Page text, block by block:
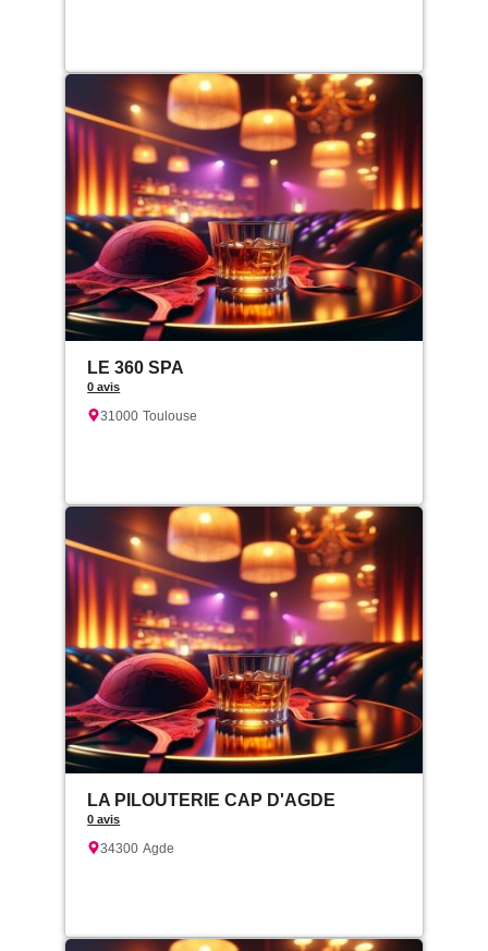
LE 360 SPA
0 avis
31000 Toulouse
LA PILOUTERIE CAP D'AGDE
0 avis
34300 Agde